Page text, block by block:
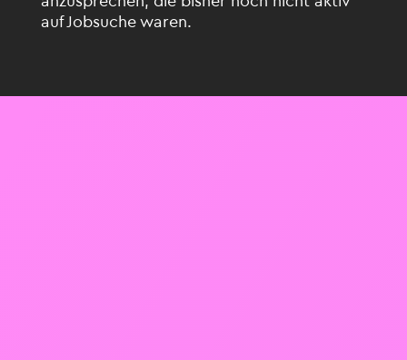
auf Jobsuche waren.